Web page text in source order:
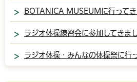
BOTANICA MUSEUMに行ってき
ラジオ体操練習会に参加してきま
ラジオ体操・みんなの体操祭に行